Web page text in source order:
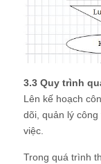
3.3 Quy trình
Lên kế hoạch
dõi, quản lý
việc.
Trong quá trình